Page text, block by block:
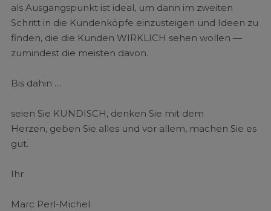
als Ausgangspunkt ist ideal, um dann im zweiten
Schritt in die Kundenköpfe einzusteigen und Ideen zu
finden, die die Kunden WIRKLICH sehen wollen —
zumindest die meisten davon.
Bis dahin …
seien Sie KUNDISCH, denken Sie mit dem
Herzen, geben Sie alles und vor allem, machen Sie es
gut.
Ihr
Marc Perl-Michel